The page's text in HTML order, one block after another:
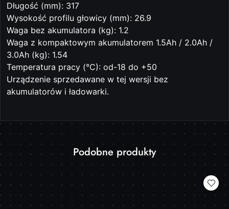
Długość (mm): 317
Wysokość profilu głowicy (mm): 26.9
Waga bez akumulatora (kg): 1.2
Waga z kompaktowym akumulatorem 1.5Ah / 2.0Ah /
3.0Ah (kg): 1.54
Temperatura pracy (°C): od-18 do +50
Urządzenie sprzedawane w tej wersji bez
akumulatorów i ładowarki.
Pomiń karuzelę produktów
Produkty
statusie:
Podobne produkty